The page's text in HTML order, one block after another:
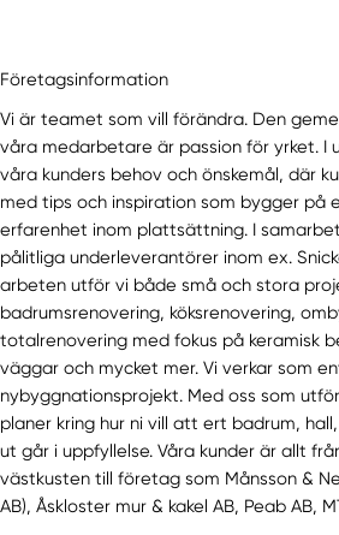
Företagsinformation
Vi är teamet som vill förändra. Den
våra medarbetare är passion för yrket. I
våra kunders behov och önskemål, där
med tips och inspiration som bygger på
erfarenhet inom plattsättning. I
pålitliga underleverantörer inom ex.
arbeten utför vi både små och stora
badrumsrenovering, köksrenovering,
totalrenovering med fokus på keramisk
väggar och mycket mer. Vi verkar som
nybyggnationsprojekt. Med oss som
planer kring hur ni vill att ert badrum,
ut går i uppfyllelse. Våra kunder är allt
västkusten till företag som Månsson &
AB), Åskloster mur & kakel AB, Peab AB,